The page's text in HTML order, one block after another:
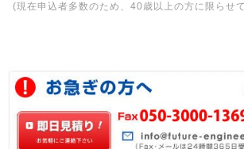
(現在申込者多数のため、40歳以上の方に限らせ